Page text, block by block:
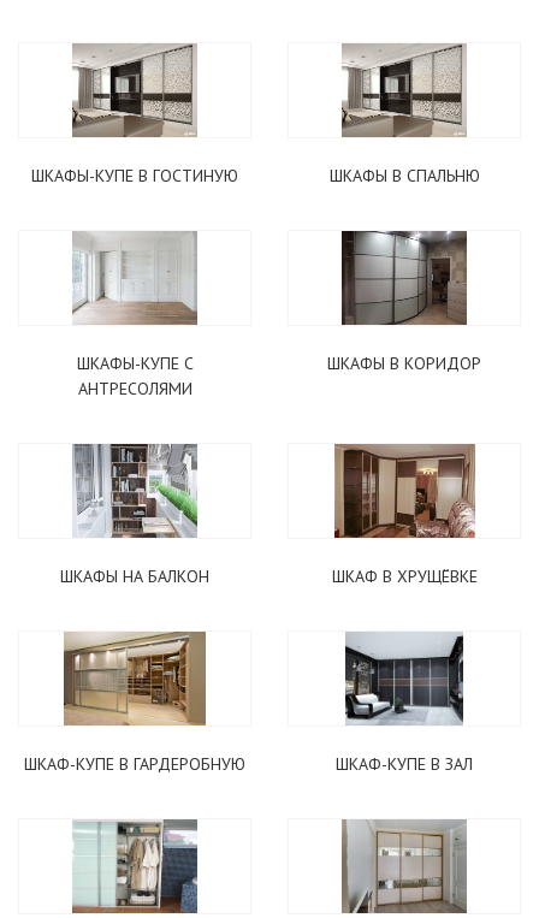
ШКАФЫ-КУПЕ В ГОСТИНУЮ ШКАФЫ В СПАЛЬНЮ
ШКАФЫ-КУПЕ С
АНТРЕСОЛЯМИ
ШКАФЫ В КОРИДОР
ШКАФЫ НА БАЛКОН ШКАФ В ХРУЩЁВКЕ
ШКАФ-КУПЕ В ГАРДЕРОБНУЮ ШКАФ-КУПЕ В ЗАЛ